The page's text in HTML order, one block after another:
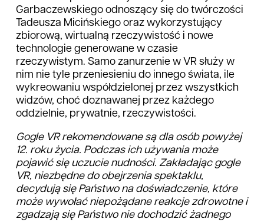
Garbaczewskiego odnoszący się do twórczości
Tadeusza Micińskiego oraz wykorzystujący
zbiorową, wirtualną rzeczywistość i nowe
technologie generowane w czasie
rzeczywistym. Samo zanurzenie w VR służy w
nim nie tyle przeniesieniu do innego świata, ile
wykreowaniu współdzielonej przez wszystkich
widzów, choć doznawanej przez każdego
oddzielnie, prywatnie, rzeczywistości.
Gogle VR rekomendowane są dla osób powyżej
12. roku życia. Podczas ich używania może
pojawić się uczucie nudności. Zakładając gogle
VR, niezbędne do obejrzenia spektaklu,
decydują się Państwo na doświadczenie, które
może wywołać niepożądane reakcje zdrowotne i
zgadzają się Państwo nie dochodzić żadnego